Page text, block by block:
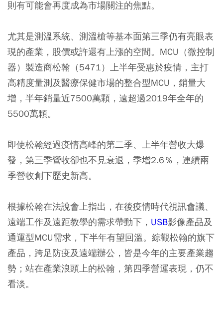
則有可能會再度成為市場關注的焦點。
尤其是測溫系統、測溫槍等基本面第三季仍有亮眼表
現的產業，股價或許還有上漲的空間。MCU（微控制
器）製造商松翰（5471）上半年受惠於疫情，主打
高精度量測及醫療保健市場的整合型MCU，銷量大
增，半年銷量近7500萬顆，遠超過2019年全年的
5500萬顆。
即使松翰經過疫情高峰的第二季、上半年營收大爆
發，第三季營收卻也不見衰退，季增2.6％，連續兩
季營收創下歷史新高。
根據松翰在法說會上指出，在後疫情時代視訊會議、
遠端工作及遠距教學的需求帶動下， USB影像產品及
通運型MCU需求，下半年有望回溫。綜觀松翰的旗下
產品，跨足防疫及遠端辦公，皆是今年的主要產業趨
勢；站在產業浪頭上的松翰，第四季營運表現，仍不
看淡。